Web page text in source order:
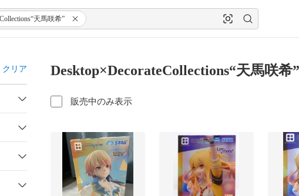
天馬咲希”
クリア Desktop×DecorateCollections“天馬咲希
販売中のみ表示